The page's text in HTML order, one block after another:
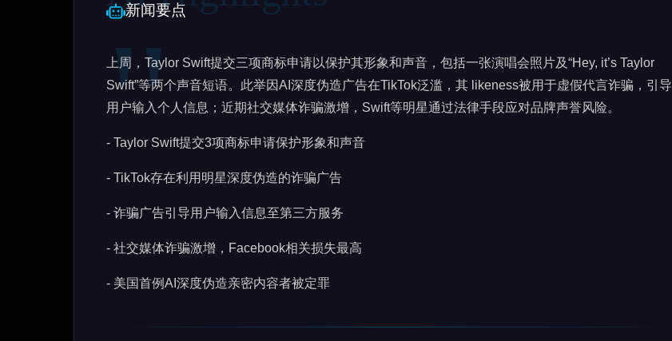
新闻要点
上周，Taylor Swift提交三项商标申请以保护其形象和声音，包括一张演唱会照片及“Hey, it’s Taylor
Swift”等两个声音短语。此举因AI深度伪造广告在TikTok泛滥，其 likeness被用于虚假代言诈骗，引导
用户输入个人信息；近期社交媒体诈骗激增，Swift等明星通过法律手段应对品牌声誉风险。
- Taylor Swift提交3项商标申请保护形象和声音
- TikTok存在利用明星深度伪造的诈骗广告
- 诈骗广告引导用户输入信息至第三方服务
- 社交媒体诈骗激增，Facebook相关损失最高
- 美国首例AI深度伪造亲密内容者被定罪